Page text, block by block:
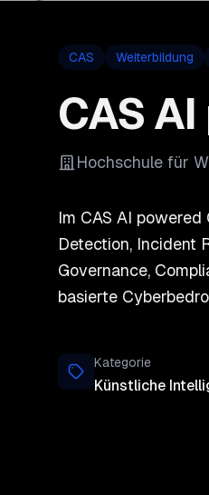
CAS Weiterbildung
CAS
Hochschule für
Im CAS AI
Detection, Incident
Governance,
basierte
Kategorie
Künstliche